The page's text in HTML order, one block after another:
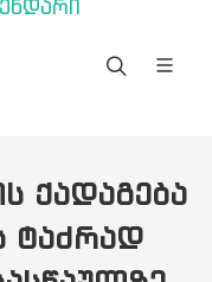
ᲥᲐᲓᲐᲒᲔᲑᲐ
ᲢᲐᲫᲠᲐᲓ